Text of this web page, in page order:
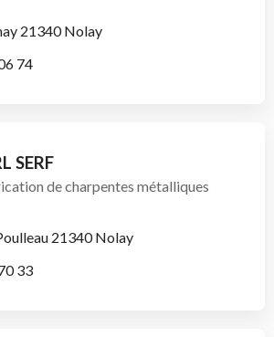
21340 Nolay
74
SERF
de charpentes métalliques
21340 Nolay
33